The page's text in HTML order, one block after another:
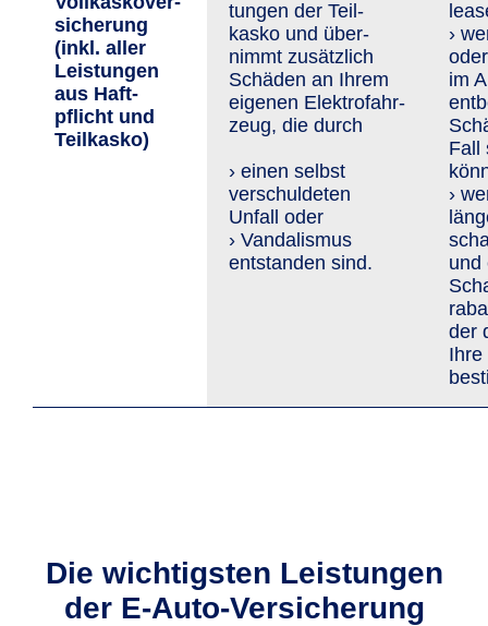
sicherung
(inkl. aller
Leis­tungen
aus Haft­
pflicht und
Teil­kasko)
tungen der Teil­
kasko und über­
nimmt zusätzlich
Schä­den an Ihrem
eigenen Elektro­fahr­
zeug, die durch
› einen selbst
verschuldeten
Unfall oder
› Vandalismus
entstanden sind.
›
im
Fall
›
und
der
Ihre
Die wichtigsten Leistungen
der E-Auto-Versicherung